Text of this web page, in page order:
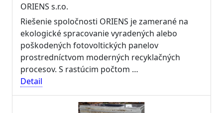
ORIENS s.r.o.
Riešenie spoločnosti ORIENS je zamerané na
ekologické spracovanie vyradených alebo
poškodených fotovoltických panelov
prostredníctvom moderných recyklačných
procesov. S rastúcim počtom …
Detail